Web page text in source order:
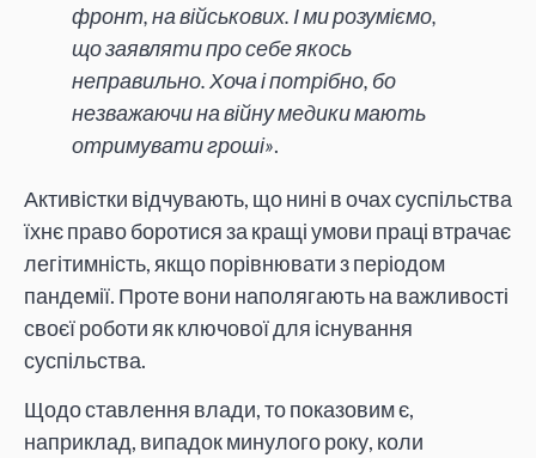
фронт, на військових. І ми розуміємо,
що заявляти про себе якось
неправильно. Хоча і потрібно, бо
незважаючи на війну медики мають
отримувати гроші».
Активістки відчувають, що нині в очах суспільства
їхнє право боротися за кращі умови праці втрачає
легітимність, якщо порівнювати з періодом
пандемії. Проте вони наполягають на важливості
своєї роботи як ключової для існування
суспільства.
Щодо ставлення влади, то показовим є,
наприклад, випадок минулого року, коли